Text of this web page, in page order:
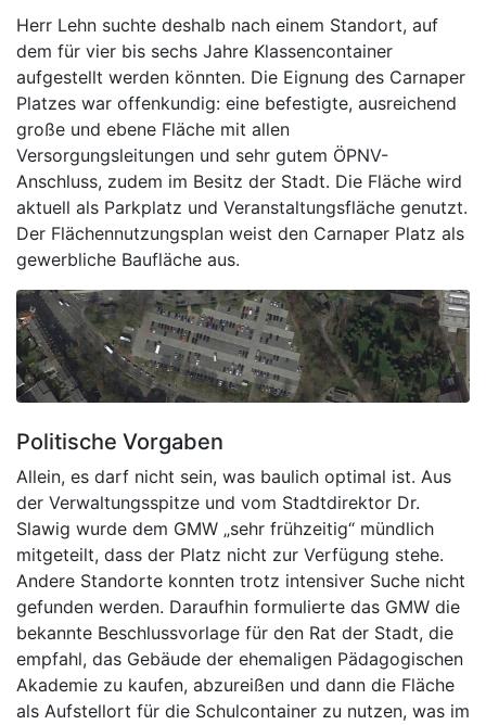
Herr Lehn suchte deshalb nach einem Standort, auf
dem für vier bis sechs Jahre Klassencontainer
aufgestellt werden könnten. Die Eignung des Carnaper
Platzes war offenkundig: eine befestigte, ausreichend
große und ebene Fläche mit allen
Versorgungsleitungen und sehr gutem ÖPNV-
Anschluss, zudem im Besitz der Stadt. Die Fläche wird
aktuell als Parkplatz und Veranstaltungsfläche genutzt.
Der Flächennutzungsplan weist den Carnaper Platz als
gewerbliche Baufläche aus.
Politische Vorgaben
Allein, es darf nicht sein, was baulich optimal ist. Aus
der Verwaltungsspitze und vom Stadtdirektor Dr.
Slawig wurde dem GMW „sehr frühzeitig“ mündlich
mitgeteilt, dass der Platz nicht zur Verfügung stehe.
Andere Standorte konnten trotz intensiver Suche nicht
gefunden werden. Daraufhin formulierte das GMW die
bekannte Beschlussvorlage für den Rat der Stadt, die
empfahl, das Gebäude der ehemaligen Pädagogischen
Akademie zu kaufen, abzureißen und dann die Fläche
als Aufstellort für die Schulcontainer zu nutzen, was im